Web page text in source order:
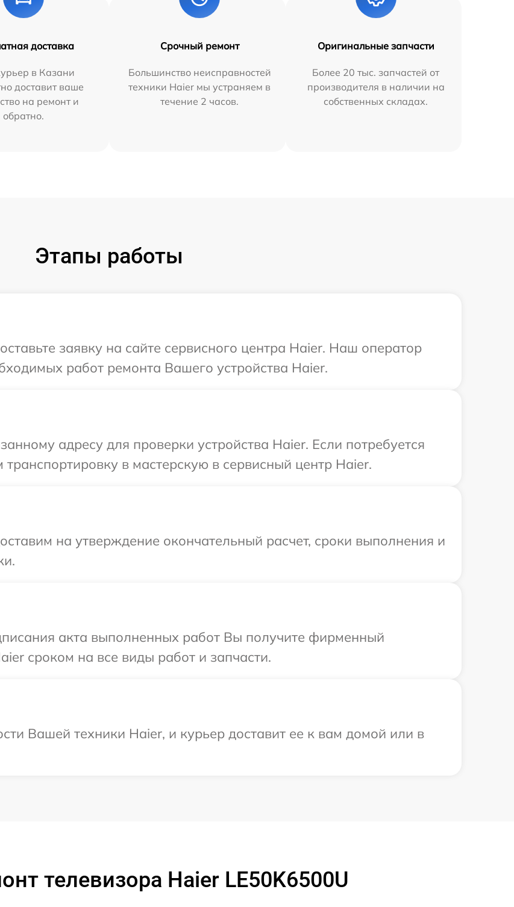
доставка
в Казани
доставит ваше
на ремонт и
обратно.
Срочный ремонт
Большинство неисправностей
техники Haier мы устраняем в
течение 2 часов.
Оригинальные запчасти
Более 20 тыс. запчастей от
производителя в наличии на
собственных складах.
Этапы работы
заявку на сайте сервисного центра Haier. Наш оператор
работ ремонта Вашего устройства Haier.
адресу для проверки устройства Haier. Если потребуется
в мастерскую в сервисный центр Haier.
на утверждение окончательный расчет, сроки выполнения и
акта выполненных работ Вы получите фирменный
сроком на все виды работ и запчасти.
Вашей техники Haier, и курьер доставит ее к вам домой или в
телевизора Haier LE50K6500U